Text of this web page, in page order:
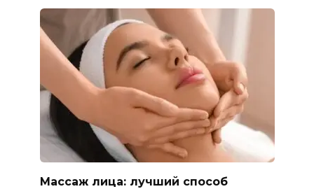
Массаж лица: лучший способ